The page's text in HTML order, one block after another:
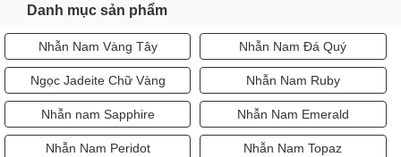
Danh mục sản phẩm
Nhẫn Nam Vàng Tây Nhẫn Nam Đá Quý
Ngọc Jadeite Chữ Vàng Nhẫn Nam Ruby
Nhẫn nam Sapphire Nhẫn Nam Emerald
Nhẫn Nam Peridot Nhẫn Nam Topaz